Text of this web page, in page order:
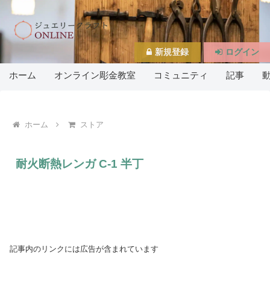
ホーム オンライン彫金教室 コミュニティ 記事
ホーム ストア
耐火断熱レンガ C-1 半丁
記事内のリンクには広告が含まれています
新規登録 ログイン